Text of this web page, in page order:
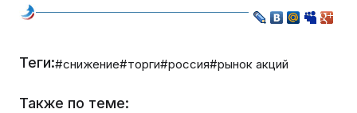
Теги:#снижение#торги#россия#рынок акций
Также по теме: